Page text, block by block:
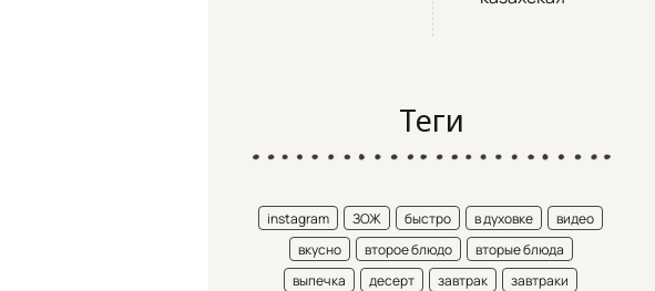
Теги
instagram ЗОЖ быстро в духовке
видео
вкусно
второе блюдо
вторые блюда
выпечка
десерт завтрак
завтраки